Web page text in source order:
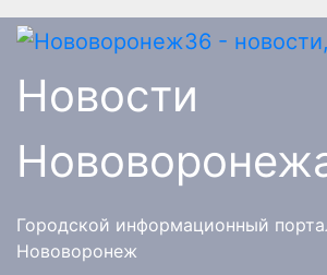
Перейти
Новости
Городской информационный
Нововоронеж